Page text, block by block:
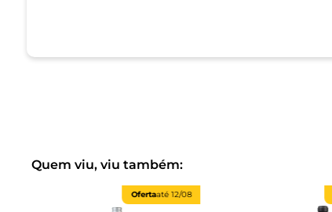
Quem viu, viu também:
Ofertaaté12/08